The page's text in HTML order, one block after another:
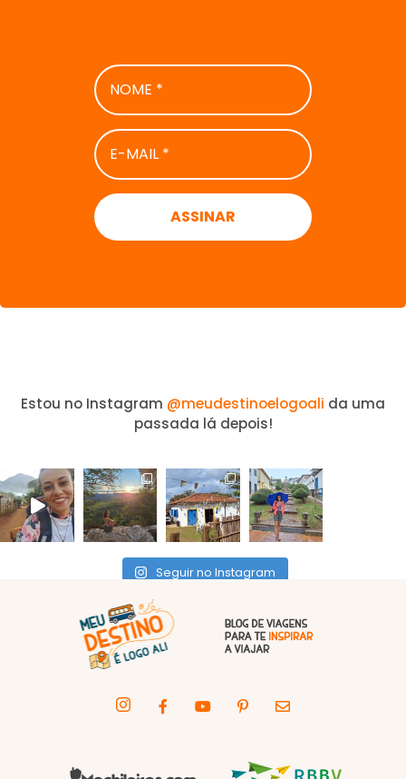
NOME
*
E-
MAIL
*
Estou no Instagram @meudestinoelogoali da uma
passada lá depois!
Seguir no Instagram